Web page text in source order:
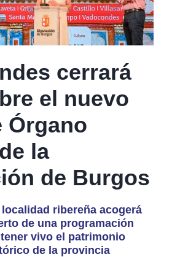
cerrará
el nuevo
Órgano
la
de Burgos
ribereña acogerá
de una programación
vivo el patrimonio
de la provincia